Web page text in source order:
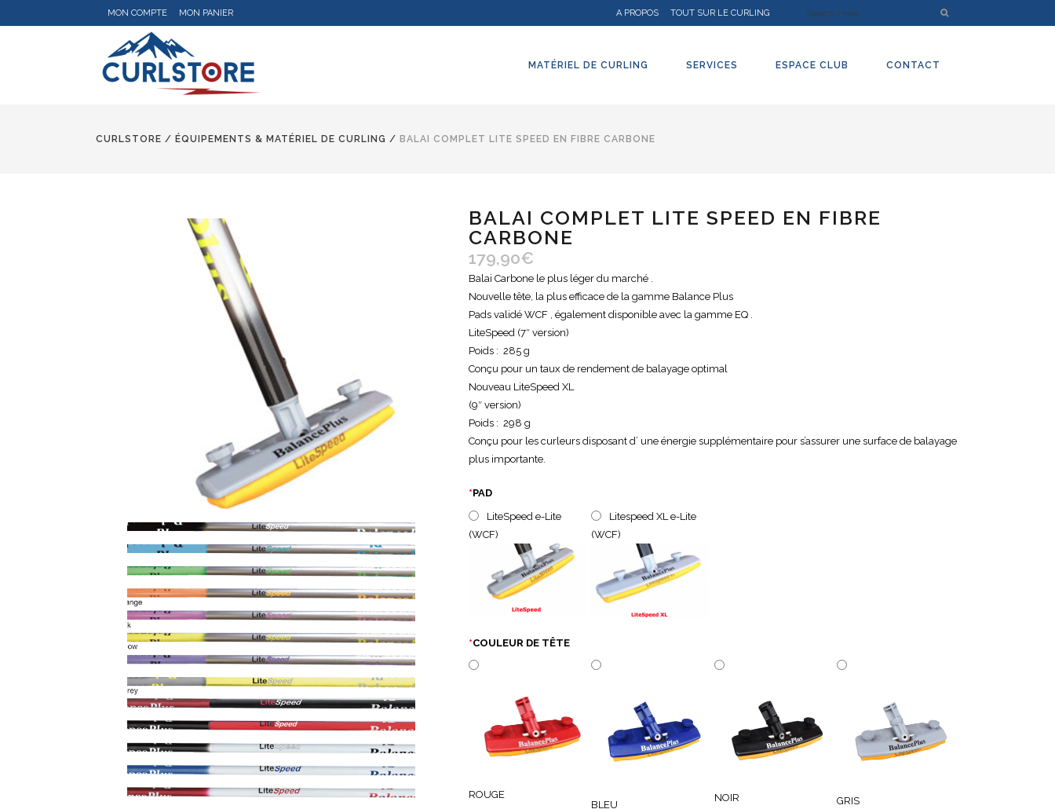
MON COMPTE MON PANIER A PROPOS TOUT SUR LE CURLING
MATÉRIEL DE CURLING SERVICES ESPACE CLUB CONTACT
CURLSTORE / ÉQUIPEMENTS & MATÉRIEL DE CURLING / BALAI COMPLET LITE SPEED EN FIBRE CARBONE
BALAI COMPLET LITE SPEED EN FIBRE
CARBONE
179,90€
Balai Carbone le plus léger du marché .
Nouvelle tête, la plus efficace de la gamme Balance Plus
Pads validé WCF , également disponible avec la gamme EQ .
LiteSpeed (7″ version)
Poids : 285 g
Conçu pour un taux de rendement de balayage optimal
Nouveau LiteSpeed XL
(9″ version)
Poids : 298 g
Conçu pour les curleurs disposant d’ une énergie supplémentaire pour s’assurer une surface de balayage
plus importante.
*PAD
LiteSpeed e-Lite
(WCF)
Litespeed XL e-Lite
(WCF)
*COULEUR DE TÊTE
ROUGE
BLEU
NOIR GRIS